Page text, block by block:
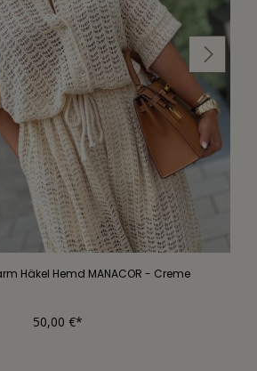
Häkel Hemd MANACOR - Creme
50,00 €*